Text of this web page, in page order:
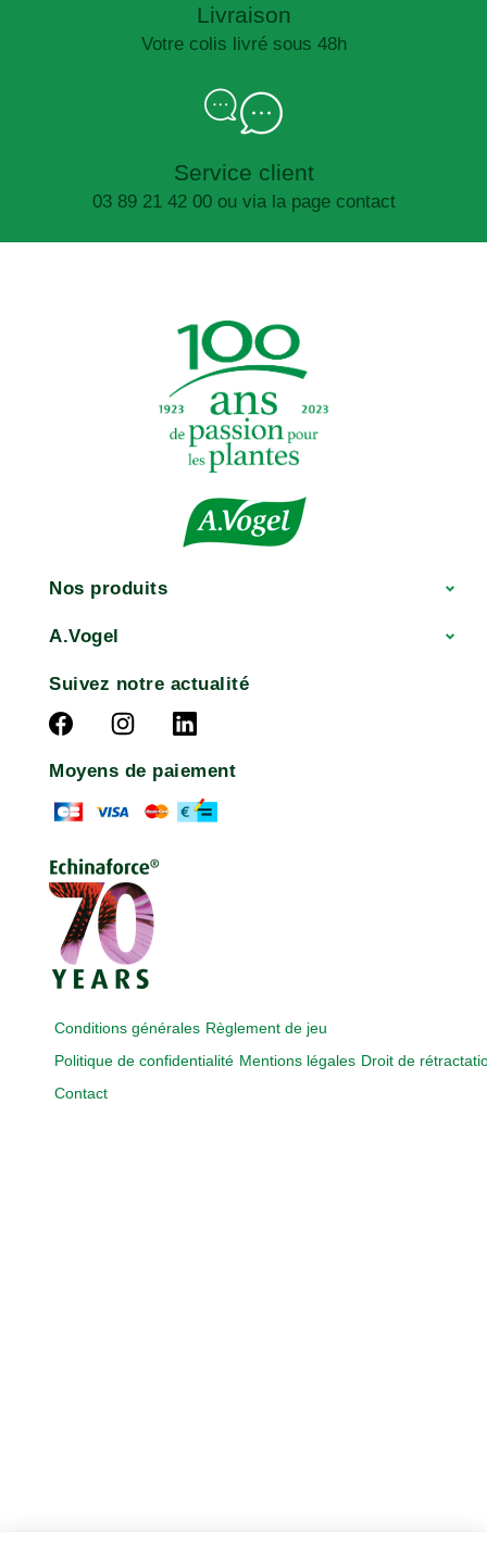
Livraison
Votre colis livré sous 48h
Service client
03 89 21 42 00 ou via la page contact
Nos produits
A.Vogel
Suivez notre actualité
Moyens de paiement
Conditions générales Règlement de jeu
Politique de confidentialité Mentions légales Droit de
Contact